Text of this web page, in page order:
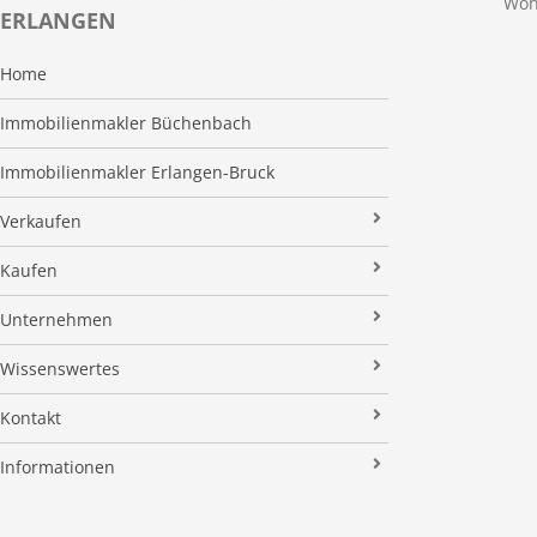
ERLANGEN
Home
Immobilienmakler Büchenbach
Immobilienmakler Erlangen-Bruck
Verkaufen
Verkaufsanfrage
Referenzobjekte
Makleralleinauftrag
Wertermittlung
Verkaufsvorbereitung
Vermarktung
Kaufen
Immobilienangebote
Finanzierung
Suchauftrag
Unternehmen
Über uns
Kundenstimmen
Stielke-Facts
Kooperationspartner
Wissenswertes
Immobilien News
Immobilien ABC
Kontakt
Impressum
Informationen